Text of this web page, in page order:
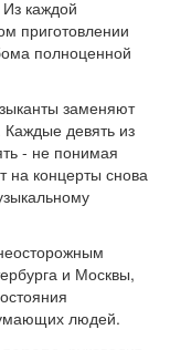
каждой
приготовлении
полноценной
заменяют
девять из
- не понимая
на концерты снова
и Москвы,
людей.